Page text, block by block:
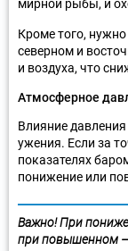
мирной рыбы, и
Кроме того,
северном и
и воздуха, что
Атмосферное
Влияние
ужения. Если за
показателях
понижение или
Важно! При
при повышенном –